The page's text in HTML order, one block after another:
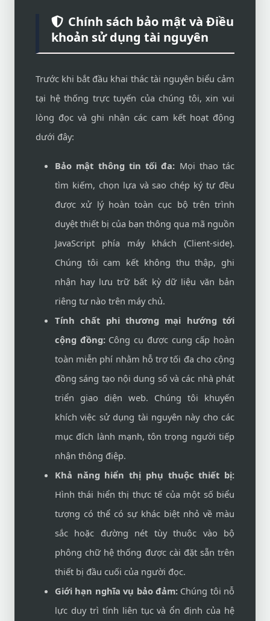
Chính sách bảo mật và Điều
khoản sử dụng tài nguyên
Trước khi bắt đầu khai thác tài nguyên biểu cảm
tại hệ thống trực tuyến của chúng tôi, xin vui
lòng đọc và ghi nhận các cam kết hoạt động
dưới đây:
Bảo mật thông tin tối đa: Mọi thao tác
tìm kiếm, chọn lựa và sao chép ký tự đều
được xử lý hoàn toàn cục bộ trên trình
duyệt thiết bị của bạn thông qua mã nguồn
JavaScript phía máy khách (Client-side).
Chúng tôi cam kết không thu thập, ghi
nhận hay lưu trữ bất kỳ dữ liệu văn bản
riêng tư nào trên máy chủ.
Tính chất phi thương mại hướng tới
cộng đồng:Công cụ được cung cấp hoàn
toàn miễn phí nhằm hỗ trợ tối đa cho cộng
đồng sáng tạo nội dung số và các nhà phát
triển giao diện web. Chúng tôi khuyến
khích việc sử dụng tài nguyên này cho các
mục đích lành mạnh, tôn trọng người tiếp
nhận thông điệp.
Khả năng hiển thị phụ thuộc thiết bị:
Hình thái hiển thị thực tế của một số biểu
tượng có thể có sự khác biệt nhỏ về màu
sắc hoặc đường nét tùy thuộc vào bộ
phông chữ hệ thống được cài đặt sẵn trên
thiết bị đầu cuối của người đọc.
Giới hạn nghĩa vụ bảo đảm:Chúng tôi nỗ
lực duy trì tính liên tục và ổn định của hệ